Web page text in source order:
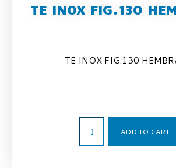
TE INOX FIG.130
TE INOX FIG.130
ADD TO CART